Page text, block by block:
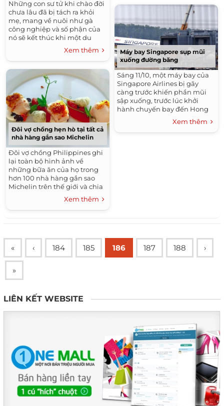
Những con sư tử khi chào đời
chưa lâu đã bị tách ra khỏi
mẹ, mang về nuôi như gà
công nghiệp và số phận của
nó sẽ kết thúc khi một du
khách đến lựa chọn để làm
con mồi cho cuộc đi săn.
Xem thêm
Đôi vợ chồng hẹn hò tại tất cả
nhà hàng gắn sao Michelin
Đôi vợ chồng Philippines ghi
lại toàn bộ hình ảnh về
những bữa ăn của họ trong
hơn 100 nhà hàng gắn sao
Michelin trên thế giới và chia
sẻ trên mạng xã hội.Xem thêm
Máy bay Singapore sụp mũi
xuống đường băng
Sáng 11/10, một máy bay của
Singapore Airlines bị gãy
càng trước khiến phần mũi
sập xuống, trước lúc khởi
hành chuyến bay đến Hong
Xem thêm
« ‹ 184 185 186 187 188 ›
»
LIÊN KẾT WEBSITE